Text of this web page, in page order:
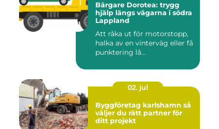
Bärgare Dorotea: trygg
hjälp längs vägarna i södra
Lappland
Att råka ut för motorstopp,
halka av en vinterväg eller få
punktering lå...
02. jul
Byggföretag karlshamn så
väljer du rätt partner för
ditt projekt